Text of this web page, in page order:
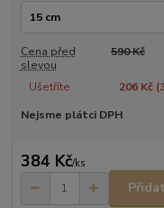
Cena před
slevou
590 Kč
Ušetříte 206 Kč (
Nejsme plátci DPH
384 Kč/ks